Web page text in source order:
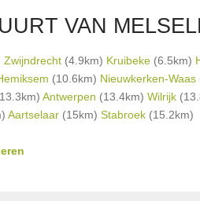
VAN
Zwijndrecht(4.9km) Kruibeke(6.5km)
(10.6km) Nieuwkerken-Waas
Antwerpen (13.4km) Wilrijk
Aartselaar(15km) Stabroek(15.2km)